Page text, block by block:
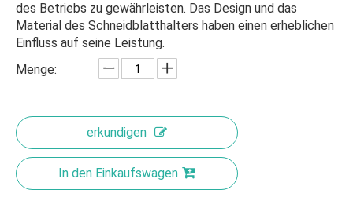
des Betriebs zu gewährleisten. Das Design und das
Material des Schneidblatthalters haben einen erheblichen
Einfluss auf seine Leistung.
Menge:
erkundigen
In den Einkaufswagen